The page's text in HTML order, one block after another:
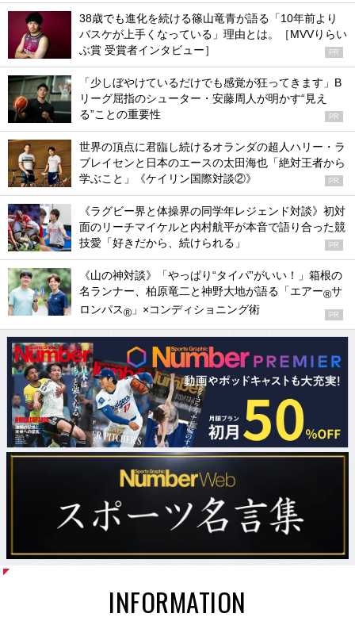
38歳でも進化を続ける篠山竜青が語る「10年前より
バスケが上手くなっている」理由とは。［MVVりらい
ぶ賞 受賞者インタビュー］
PR
「少しぼやけているだけでも感覚が狂ってきます」B
リーグ屈指のシューター・安藤周人が明かす“見え
る”ことの重要性
PR
世界の頂点に君臨し続けるオランダの超人ハリー・ラ
ブレイセンと日本のエースの太田海也「絶対王者から
学ぶこと」《ケイリン国際対談②》
PR
《ラグビー界と体操界の同学年レジェンド対談》初対
面のリーチマイケルと内村航平が本音で語り合った競
技愛「好きだから、続けられる」
PR
《山の神対談》「やっぱり“タイパ”がいい！」箱根の
名ランナー、柏原竜二と神野大地が語る「エアー®サ
ロンパス® 」×コンディショニング術 PR
INFORMATION